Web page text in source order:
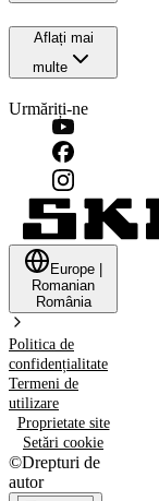
Aflați mai
multe
Urmăriți-ne
Europe
Romanian
România
Politica de
confidențialitate
Termeni de
utilizare
Proprietate site
Setări cookie
©Drepturi de
autor